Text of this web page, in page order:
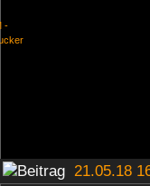
21.05.18